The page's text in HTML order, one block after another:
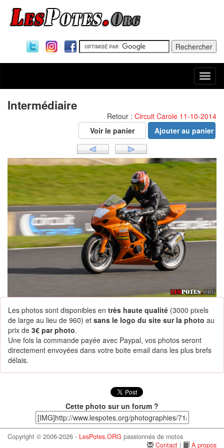
Intermédiaire
Retour : Circuit Carole 11-10-2014
Les photos sont disponibles en très haute qualité (3000 pixels
de large au lieu de 960) et sans le logo du site sur la photo au
prix de 3€ par photo.
Une fois la commande payée avec Paypal, vos photos seront
directement envoyées dans votre boite email dans les plus brefs
délais.
Cette photo sur un forum ?
Copyright © 2006-2026 - LesPotes.ORG passionnés de motos
Contact | A propos